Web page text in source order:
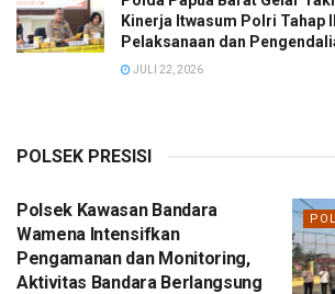
Kinerja Itwasum Polri Tahap
Pelaksanaan dan
JULI 22, 2026
POLSEK PRESISI
Polsek Kawasan Bandara
Wamena Intensifkan
Pengamanan dan Monitoring,
Aktivitas Bandara Berlangsung